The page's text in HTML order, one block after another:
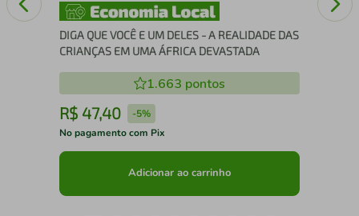
DIGA QUE VOCÊ E UM DELES - A REALIDADE DAS
CRIANÇAS EM UMA ÁFRICA DEVASTADA
1.663 pontos
R$ 47,40 -5%
No pagamento com Pix
Adicionar ao carrinho